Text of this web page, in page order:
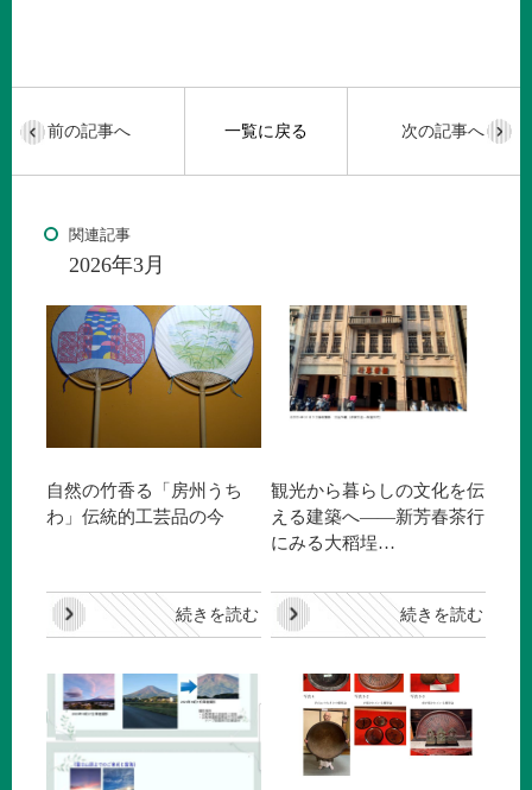
一覧に戻る
前の記事へ 次の記事へ
関連記事
2026年3月
自然の竹香る「房州うち
わ」伝統的工芸品の今
続きを読む
観光から暮らしの文化を伝
える建築へ——新芳春茶行
にみる大稻埕…
続きを読む